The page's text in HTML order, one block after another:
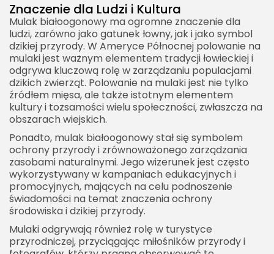
Znaczenie dla Ludzi i Kultura
Mulak białoogonowy ma ogromne znaczenie dla
ludzi, zarówno jako gatunek łowny, jak i jako symbol
dzikiej przyrody. W Ameryce Północnej polowanie na
mulaki jest ważnym elementem tradycji łowieckiej i
odgrywa kluczową rolę w zarządzaniu populacjami
dzikich zwierząt. Polowanie na mulaki jest nie tylko
źródłem mięsa, ale także istotnym elementem
kultury i tożsamości wielu społeczności, zwłaszcza na
obszarach wiejskich.
Ponadto, mulak białoogonowy stał się symbolem
ochrony przyrody i zrównoważonego zarządzania
zasobami naturalnymi. Jego wizerunek jest często
wykorzystywany w kampaniach edukacyjnych i
promocyjnych, mających na celu podnoszenie
świadomości na temat znaczenia ochrony
środowiska i dzikiej przyrody.
Mulaki odgrywają również rolę w turystyce
przyrodniczej, przyciągając miłośników przyrody i